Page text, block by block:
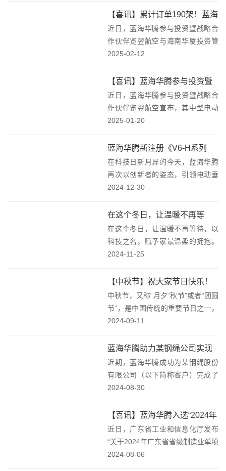
深切地意识到——女性不仅是家庭
中的温馨港湾，更是职场上的璀璨
星辰，她们以实际行动...
【喜讯】累计订单190架！蓝海
华腾参与投资暨战略合作伙伴
览翌航空获2025年第一单——
近日，蓝海华腾参与投资暨战略合
作伙伴览翌航空与海南华厦投资管
理有限公司（以下简称华厦投资）
就飞行器采购、文旅观光、销售与
运营等方面开展战略合作，华厦投
资将向览翌航空采购2...
2025-02-12
【喜讯】蓝海华腾参与投资暨
战略合作伙伴览翌航空宣布，
其中型电动垂起无人机LEU100
人机新纪元！
近日，蓝海华腾参与投资暨战略合
作伙伴览翌航空宣布，其中型电动
垂起无人机LEU100的适航审定工作
着览翌航空在无人机领域的创新技
术和发展实力得到了进一步认可，
同时也预示着L...
2025-01-20
蓝海华腾新注册《V6-H系列
eVTOL电动力系统控制器软件
V1.00》项目的软件著作权：引
在科技日新月异的今天，蓝海华腾
再次以创新者的姿态，引领电动垂
直起降飞行器（eVTOL）技术的新
eVTOL电动力系统控制器软件
V1.00》的软件著作权，这标志着我
们在eVT...
2024-12-30
在这个冬日，让温暖不再等
待，以科技之名，赋予家最温
柔的拥抱——蓝海华腾高压变
在这个冬日，让温暖不再等待，以
科技之名，赋予家最温柔的拥抱。
随着黑龙江某地供热改造项目的深
70MW热水循环流化床锅炉房正逐
步成为保障当地居民温暖过冬的重
要基石。在这一关键项...
2024-11-25
【中秋节】祝大家节日快乐！
中秋节，又称“月夕“秋节”或者“团圆
节”，是中国传统的重要节日之一，
它代表着团圆、和谐和人们对美好
里，我们如同星辰般散落各地，各
自拥有着独特的轨迹与故事。然
而，命运的巧妙安...
2024-09-11
蓝海华腾助力某钢绳公司实现
多头拉丝机焕新升级！
近期，蓝海华腾成功为某钢绳股份
有限公司（以下简称客户）完成了
多头拉丝机的改造升级。这次升级
户带来了前所未有的生产效率和产
品质量提升。为了满足市场对高端
产品的不断需求，客户...
2024-08-30
【喜讯】蓝海华腾入选“2024年
广东省省级制造业单项冠军企
业名单”！(1)
近日，广东省工业和信息化厅发布
“关于2024年广东省省级制造业单项
冠军企业通过名单”的公示。其中，
2024-08-06